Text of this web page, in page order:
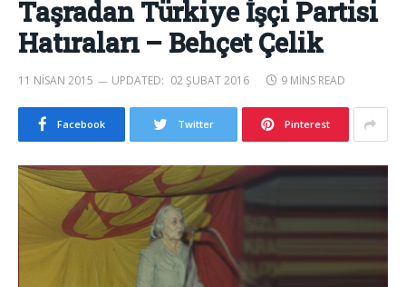
Taşradan Türkiye İşçi Partisi
Hatıraları – Behçet Çelik
11 NISAN 2015 UPDATED: 02 ŞUBAT 2016 9 MINS READ
Facebook Twitter Pinterest